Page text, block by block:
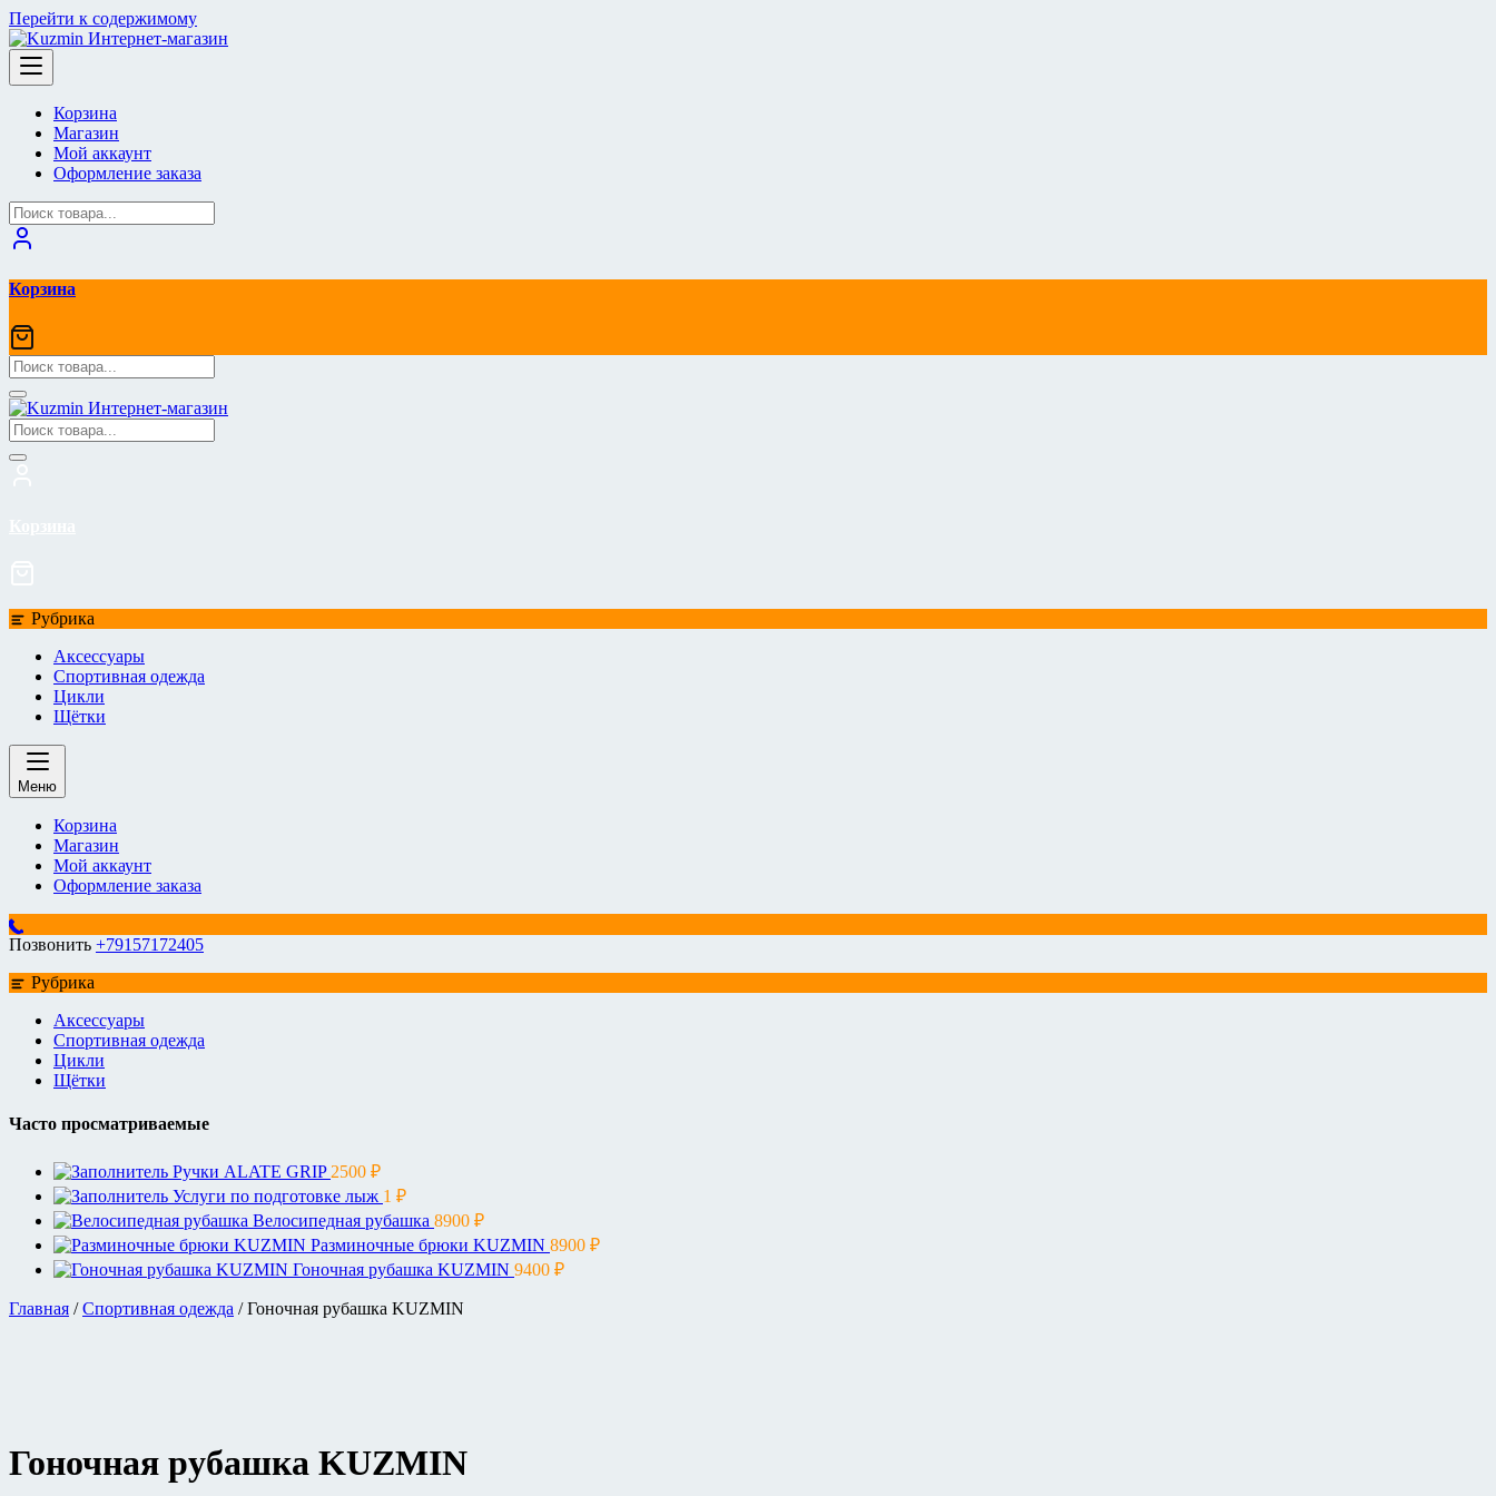
Перейти к содержимому
Корзина
Магазин
Мой аккаунт
Оформление заказа
Корзина
Рубрика
Аксессуары
Спортивная одежда
Цикли
Щётки
Меню
Корзина
Магазин
Мой аккаунт
Оформление заказа
Позвонить +79157172405
Рубрика
Аксессуары
Спортивная одежда
Цикли
Щётки
Часто просматриваемые
Ручки ALATE GRIP 2500 ₽
Услуги по подготовке лыж 1 ₽
Велосипедная рубашка 8900 ₽
Разминочные брюки KUZMIN 8900 ₽
Гоночная рубашка KUZMIN 9400 ₽
Главная /Спортивная одежда / Гоночная рубашка KUZMIN
Гоночная рубашка KUZMIN